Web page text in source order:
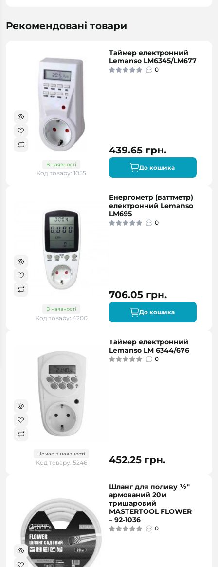
Рекомендовані товари
В наявності
Код товару: 1055
Таймер електронний
Lemanso LM6345/LM677
0
439.65 грн.
До кошика
В наявності
Код товару: 4200
Енергометр (ваттметр)
електронний Lemanso
LM695
0
706.05 грн.
До кошика
Немає в наявності
Код товару: 5246
Таймер електронний
Lemanso LM 6344/676
0
452.25 грн.
Шланг для поливу ½"
армований 20м
тришаровий
MASTERTOOL FLOWER
– 92-1036
0